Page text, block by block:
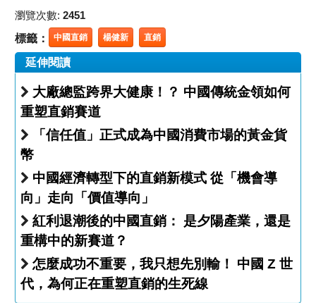
瀏覽次數: 2451
標籤： 中國直銷 楊健新 直銷
延伸閱讀
大廠總監跨界大健康！？ 中國傳統金領如何
重塑直銷賽道
「信任值」正式成為中國消費市場的黃金貨
幣
中國經濟轉型下的直銷新模式 從「機會導
向」走向「價值導向」
紅利退潮後的中國直銷： 是夕陽產業，還是
重構中的新賽道？
怎麼成功不重要，我只想先別輸！ 中國 Z 世
代，為何正在重塑直銷的生死線